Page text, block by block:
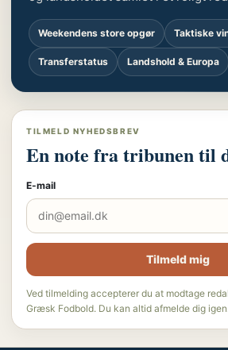
Weekendens store opgør Taktiske
Transferstatus Landshold & Europa
TILMELD NYHEDSBREV
En note fra tribunen til
E-mail
Tilmeld mig
Ved tilmelding accepterer du at modtage
Græsk Fodbold. Du kan altid afmelde dig